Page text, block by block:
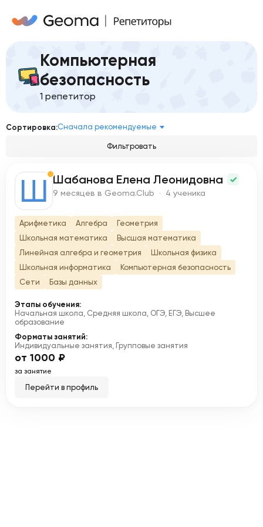
Компьютерная
безопасность
1 репетитор
Сортировка:Сначала рекомендуемые
Фильтровать
Ш Шабанова Елена Леонидовна
9 месяцев в Geoma.Club · 4 ученика
Арифметика Алгебра
Геометрия
Школьная математика
Высшая математика
Линейная алгебра и геометрия
Школьная физика
Школьная информатика
Компьютерная безопасность
Сети
Базы данных
Этапы обучения:
Начальная школа, Средняя школа, ОГЭ, ЕГЭ, Высшее
образование
Форматы занятий:
Индивидуальные занятия, Групповые занятия
от 1000 ₽
за занятие
Перейти в профиль